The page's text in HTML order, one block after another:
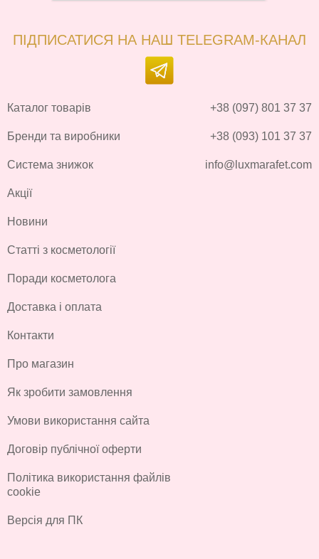
ПІДПИСАТИСЯ НА НАШ TELEGRAM-КАНАЛ
Каталог товарів
Бренди та виробники
Система знижок
Акції
Новини
Статті з косметології
Поради косметолога
Доставка і оплата
Контакти
Про магазин
Як зробити замовлення
Умови використання сайта
Договір публічної оферти
Політика використання файлів
cookie
Версія для ПК
+38 (097) 801 37 37
+38 (093) 101 37 37
info@luxmarafet.com